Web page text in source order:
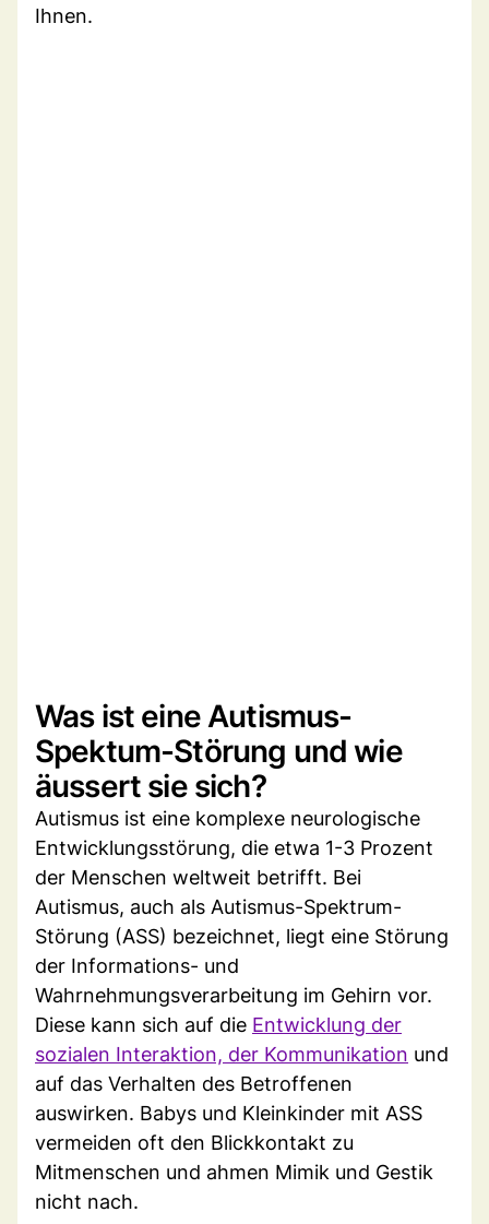
Ihnen.
Was ist eine Autismus-
Spektum-Störung und wie
äussert sie sich?
Autismus ist eine komplexe neurologische
Entwicklungsstörung, die etwa 1-3 Prozent
der Menschen weltweit betrifft. Bei
Autismus, auch als Autismus-Spektrum-
Störung (ASS) bezeichnet, liegt eine Störung
der Informations- und
Wahrnehmungsverarbeitung im Gehirn vor.
Diese kann sich auf die Entwicklung der
sozialen Interaktion, der Kommunikation und
auf das Verhalten des Betroffenen
auswirken. Babys und Kleinkinder mit ASS
vermeiden oft den Blickkontakt zu
Mitmenschen und ahmen Mimik und Gestik
nicht nach.